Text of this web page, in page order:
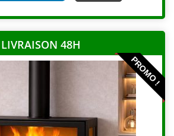
LIVRAISON 48H
PROMO !